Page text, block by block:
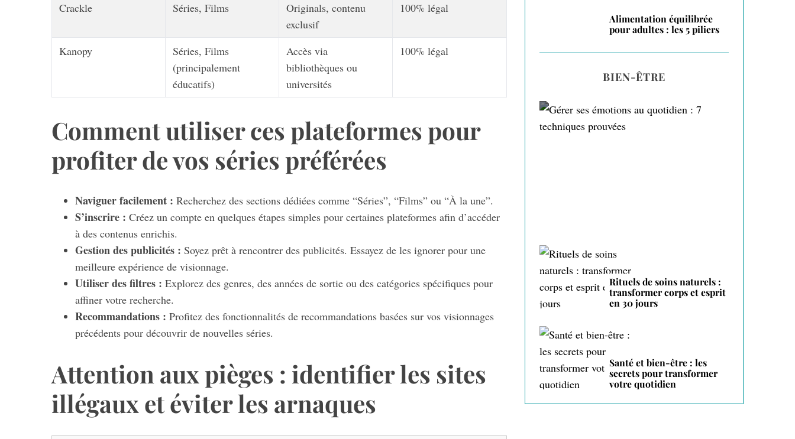
Crackle Séries, Films
Originals, contenu
exclusif
100% légal
Kanopy
Séries, Films
(principalement
éducatifs)
Accès via
bibliothèques ou
universités
100% légal
Comment utiliser ces plateformes pour
profiter de vos séries préférées
Naviguer facilement : Recherchez des sections dédiées comme “Séries”, “Films” ou “À la une”.
S’inscrire : Créez un compte en quelques étapes simples pour certaines plateformes afin d’accéder
à des contenus enrichis.
Gestion des publicités : Soyez prêt à rencontrer des publicités. Essayez de les ignorer pour une
meilleure expérience de visionnage.
Utiliser des filtres : Explorez des genres, des années de sortie ou des catégories spécifiques pour
affiner votre recherche.
Recommandations : Profitez des fonctionnalités de recommandations basées sur vos visionnages
précédents pour découvrir de nouvelles séries.
Attention aux pièges : identifier les sites
illégaux et éviter les arnaques
Alimentation équilibrée
pour adultes : les 5 piliers
BIEN-ÊTRE
Rituels de soins naturels :
transformer corps et esprit
en 30 jours
Santé et bien-être : les
secrets pour transformer
votre quotidien